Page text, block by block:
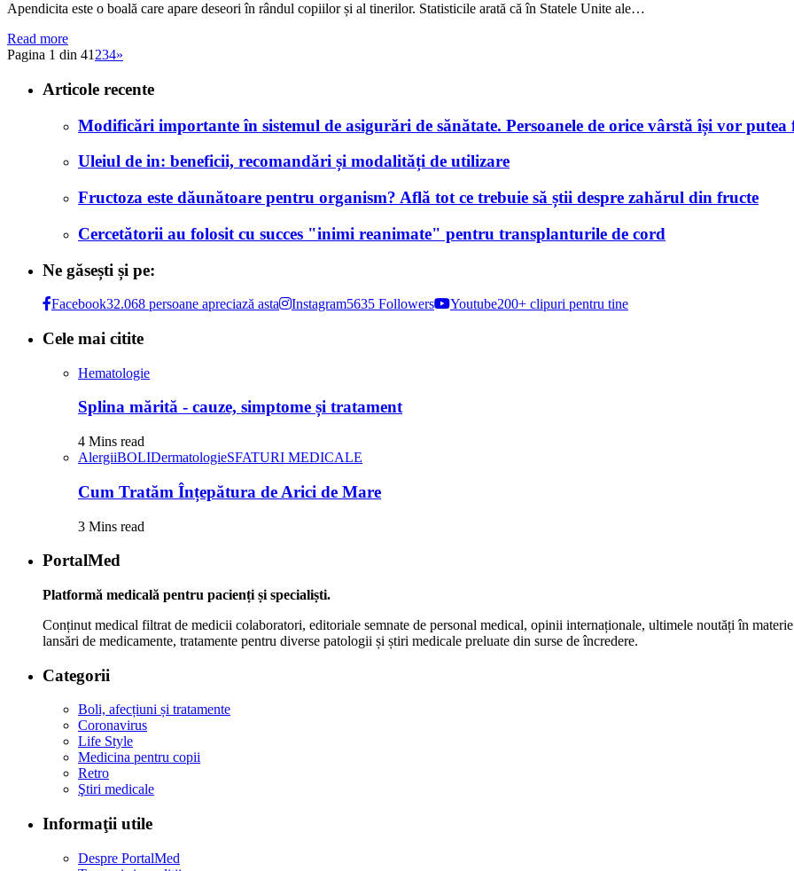
Apendicita este o boală care apare deseori în rândul copiilor și al tinerilor. Statisticile arată că în Statele Unite ale…
Read more
Pagina 1 din 41 234»
Articole recente
Modificări importante în sistemul de asigurări de sănătate. Persoanele de orice vârstă își vor
Uleiul de in: beneficii, recomandări și modalități de utilizare
Fructoza este dăunătoare pentru organism? Află tot ce trebuie să știi despre zahărul din fructe
Cercetătorii au folosit cu succes "inimi reanimate" pentru transplanturile de cord
Ne găsești și pe:
Facebook32.068 persoane apreciază asta Instagram5635 Followers Youtube200+ clipuri pentru tine
Cele mai citite
Hematologie
Splina mărită - cauze, simptome și tratament
4 Mins read
AlergiiBOLIDermatologieSFATURI MEDICALE
Cum Tratăm Înțepătura de Arici de Mare
3 Mins read
PortalMed
Platformă medicală pentru pacienți și specialiști.
Conținut medical filtrat de medicii colaboratori, editoriale semnate de personal medical, opinii internaționale, ultimele noutăți în
lansări de medicamente, tratamente pentru diverse patologii și știri medicale preluate din surse de încredere.
Categorii
Boli, afecțiuni și tratamente
Coronavirus
Life Style
Medicina pentru copii
Retro
Ştiri medicale
Informaţii utile
Despre PortalMed